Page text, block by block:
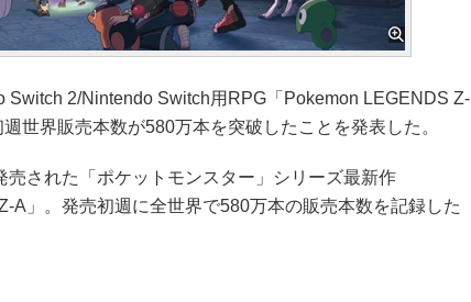
2/Nintendo Switch用RPG「Pokemon LEGENDS Z-
世界販売本数が580万本を突破したことを発表した。
された「ポケットモンスター」シリーズ最新作
A」。発売初週に全世界で580万本の販売本数を記録した